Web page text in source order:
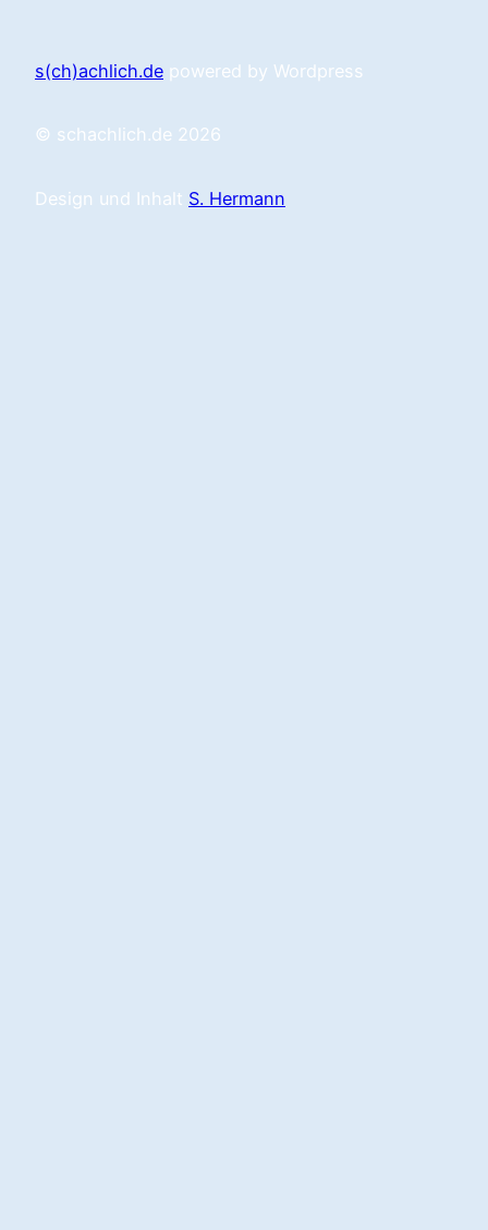
s(ch)achlich.de powered by Wordpress
© schachlich.de 2026
Design und Inhalt S. Hermann